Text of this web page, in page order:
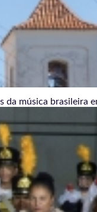
da música